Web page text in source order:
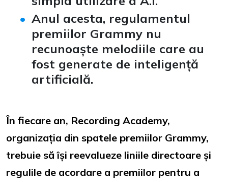
Anul acesta, regulamentul
premiilor Grammy nu
recunoaște melodiile care au
fost generate de inteligență
artificială.
În fiecare an, Recording Academy,
organizația din spatele premiilor Grammy,
trebuie să își reevalueze liniile directoare și
regulile de acordare a premiilor pentru a